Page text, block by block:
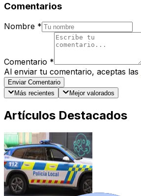
Comentarios
Nombre *
Comentario *
Al enviar tu comentario, aceptas las
Enviar Comentario
Más recientes
Mejor valorados
Artículos Destacados